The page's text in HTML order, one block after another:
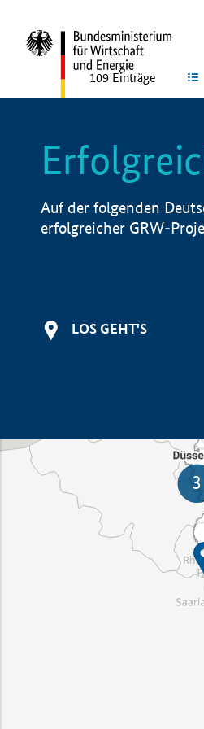
109 Einträge
Auf der folgenden
erfolgreicher GRW-
LOS GEHT'S